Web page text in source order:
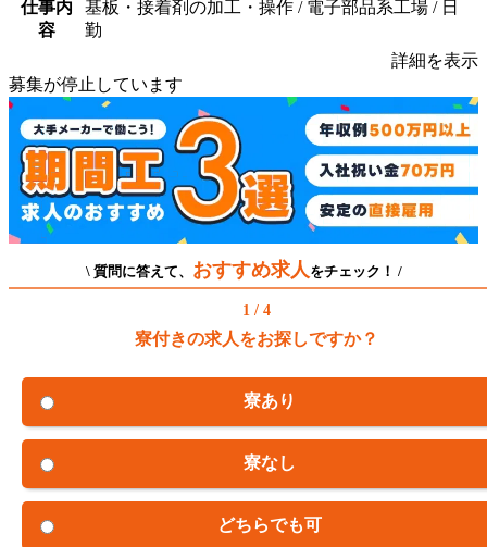
仕事内
容
基板・接着剤の加工・操作 / 電子部品系工場 / 日
勤
詳細を表示
募集が停止しています
\ 質問に答えて、 おすすめ求人 をチェック！ /
1 / 4
寮付きの求人をお探しですか？
寮あり
寮なし
どちらでも可